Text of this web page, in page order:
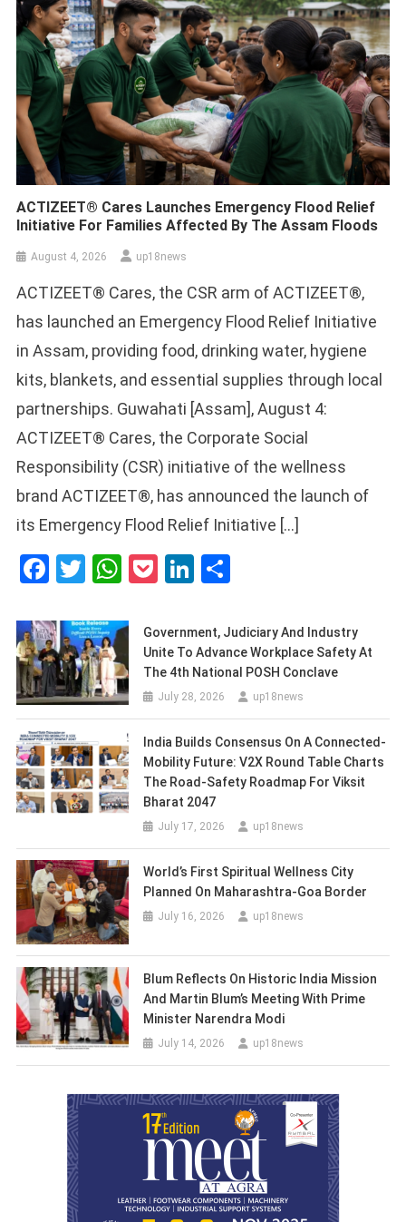
ACTIZEET® Cares Launches Emergency Flood Relief
Initiative For Families Affected By The Assam Floods
August 4, 2026 up18news
ACTIZEET® Cares, the CSR arm of ACTIZEET®,
has launched an Emergency Flood Relief Initiative
in Assam, providing food, drinking water, hygiene
kits, blankets, and essential supplies through local
partnerships. Guwahati [Assam], August 4:
ACTIZEET® Cares, the Corporate Social
Responsibility (CSR) initiative of the wellness
brand ACTIZEET®, has announced the launch of
its Emergency Flood Relief Initiative […]
Facebook
Twitter
WhatsApp
PocketLinkedIn
Government, Judiciary And Industry
Unite To Advance Workplace Safety At
The 4th National POSH Conclave
July 28, 2026 up18news
India Builds Consensus On A Connected-
Mobility Future: V2X Round Table Charts
The Road-Safety Roadmap For Viksit
Bharat 2047
July 17, 2026 up18news
World’s First Spiritual Wellness City
Planned On Maharashtra-Goa Border
July 16, 2026 up18news
Blum Reflects On Historic India Mission
And Martin Blum’s Meeting With Prime
Minister Narendra Modi
July 14, 2026 up18news